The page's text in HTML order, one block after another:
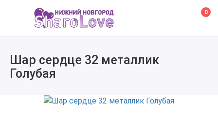
0
Шар сердце 32 металлик
Голубая